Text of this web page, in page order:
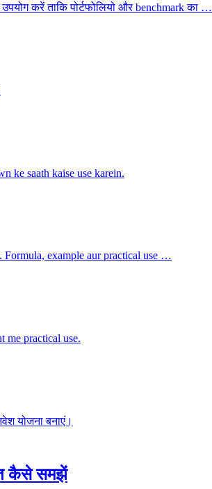
करें ताकि पोर्टफोलियो और benchmark का …
ke saath kaise use karein.
Formula, example aur practical use …
me practical use.
योजना बनाएं।
कैसे समझें